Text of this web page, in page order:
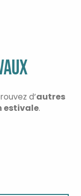
d’autres
estivale.